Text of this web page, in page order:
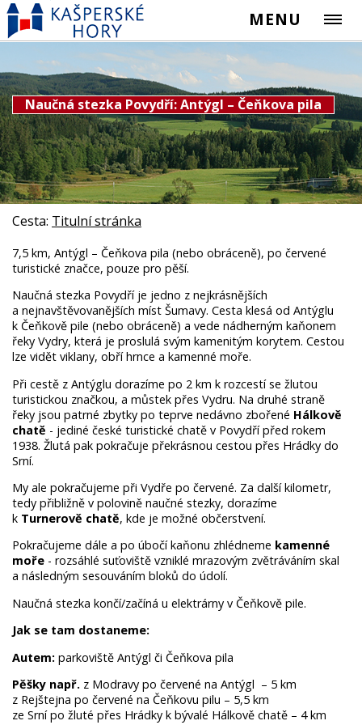
MENU
Naučná stezka Povydří: Antýgl – Čeňkova pila
Cesta: Titulní stránka
7,5 km, Antýgl – Čeňkova pila (nebo obráceně), po červené
turistické značce, pouze pro pěší.
Naučná stezka Povydří je jedno z nejkrásnějších
a nejnavštěvovanějších míst Šumavy. Cesta klesá od Antýglu
k Čeňkově pile (nebo obráceně) a vede nádherným kaňonem
řeky Vydry, která je proslulá svým kamenitým korytem. Cestou
lze vidět viklany, obří hrnce a kamenné moře.
Při cestě z Antýglu dorazíme po 2 km k rozcestí se žlutou
turistickou značkou, a můstek přes Vydru. Na druhé straně
řeky jsou patrné zbytky po teprve nedávno zbořené Hálkově
chatě - jediné české turistické chatě v Povydří před rokem
1938. Žlutá pak pokračuje překrásnou cestou přes Hrádky do
Srní.
My ale pokračujeme při Vydře po červené. Za další kilometr,
tedy přibližně v polovině naučné stezky, dorazíme
k Turnerově chatě, kde je možné občerstvení.
Pokračujeme dále a po úbočí kaňonu zhlédneme kamenné
moře - rozsáhlé suťoviště vzniklé mrazovým zvětráváním skal
a následným sesouváním bloků do údolí.
Naučná stezka končí/začíná u elektrárny v Čeňkově pile.
Jak se tam dostaneme:
Autem: parkoviště Antýgl či Čeňkova pila
Pěšky např. z Modravy po červené na Antýgl – 5 km
z Rejštejna po červené na Čeňkovu pilu – 5,5 km
ze Srní po žluté přes Hrádky k bývalé Hálkově chatě – 4 km